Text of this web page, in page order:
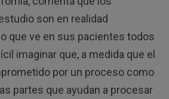
son en realidad
que ve en sus pacientes todos
imaginar que, a medida que el
por un proceso como
partes que ayudan a procesar